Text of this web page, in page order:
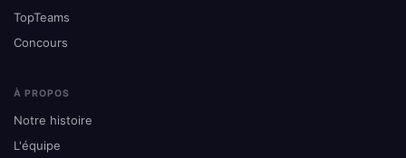
TopTeams
Concours
À PROPOS
Notre histoire
L'équipe